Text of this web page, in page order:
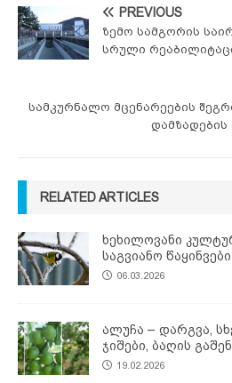
PREVIOUS
ზემო სამგორის
სრული
სამკურნალო მცენარეების
RELATED ARTICLES
ხეხილოვანი
საგვიანო წაყინვები
06.03.2026
ალუჩა – დარგვა,
ჯიშები, ბაღის
19.02.2026